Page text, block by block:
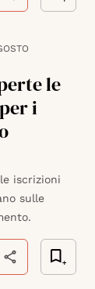
le
i
iscrizioni
sulle